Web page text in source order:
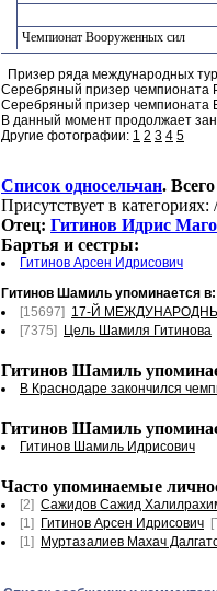
Чемпионат Вооруженных сил
Призер ряда международных
Серебряный призер чемпионата
Серебряный призер чемпионата
В данный момент продолжает
Другие фотографии: 1 2 3 4 5
Список односельчан.
Присутствует в категориях:
Отец: Гитинов Идрис
Бартья и сестры:
Гитинов Арсен Идрисович
Гитинов Шамиль упоминается в:
[15697] 17-Й
[7375]
Цель Шамиля Гитинова
Гитинов Шамиль
В Краснодаре закончился
Гитинов Шамиль
Гитинов Шамиль Идрисович
Часто упоминаемые
[2] Сажидов Сажид
[1]
Гитинов Арсен Идрисович
[1]
Муртазалиев Махач